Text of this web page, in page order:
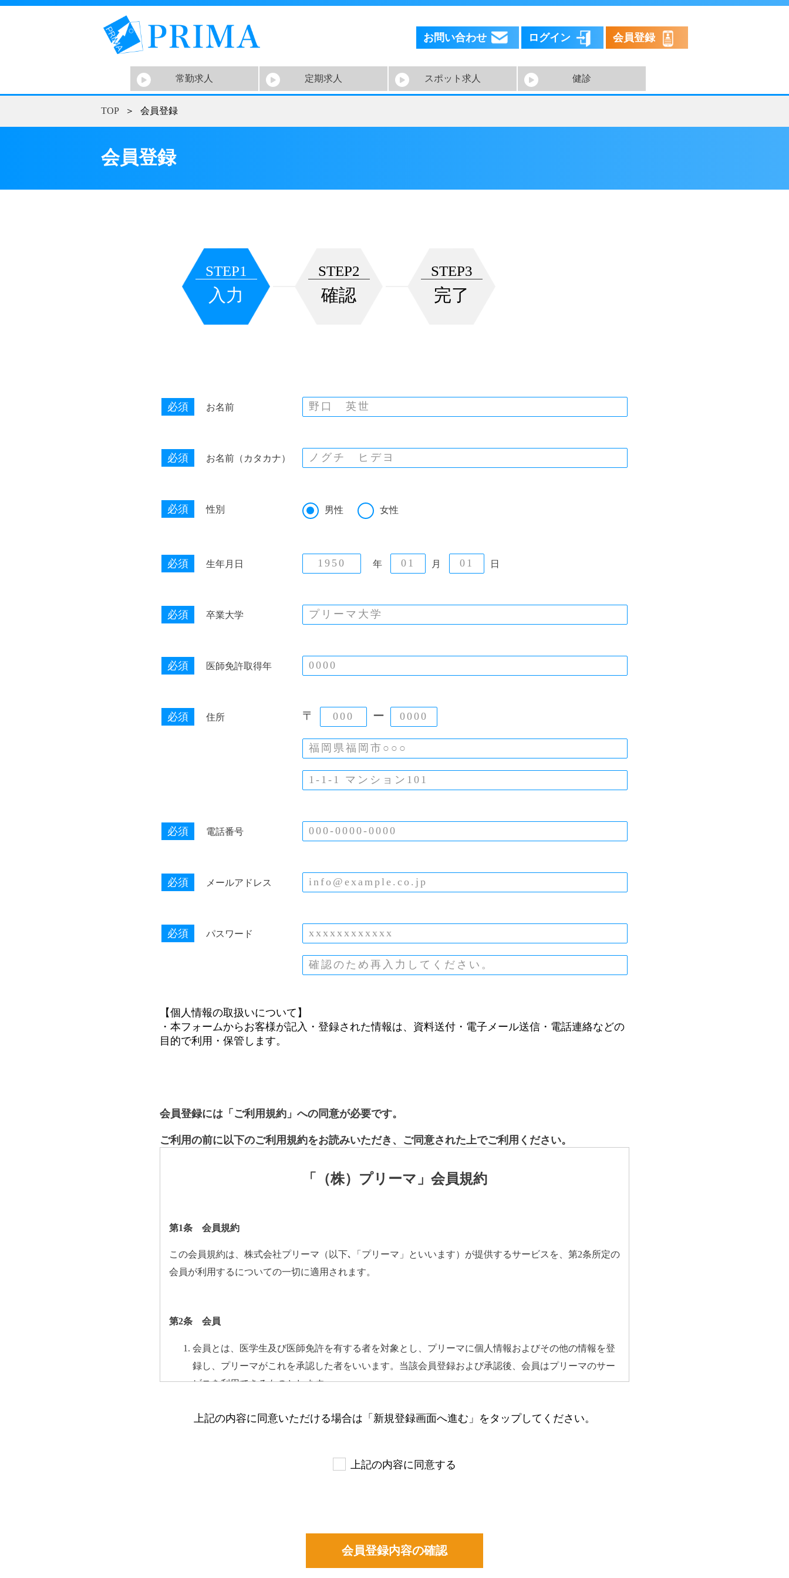
お問い合わせ ログイン 会員登録
常勤求人 定期求人 スポット求人 健診
TOP ＞ 会員登録
会員登録
STEP1
入力
STEP2
確認
STEP3
完了
必須 お名前
必須 お名前（カタカナ）
必須 性別 男性 女性
必須 生年月日 年 月 日
必須 卒業大学
必須 医師免許取得年
必須 住所 〒 ー
必須 電話番号
必須 メールアドレス
必須 パスワード
【個人情報の取扱いについて】
・本フォームからお客様が記入・登録された情報は、資料送付・電子メール送信・電話連絡などの
目的で利用・保管します。
会員登録には「ご利用規約」への同意が必要です。
ご利用の前に以下のご利用規約をお読みいただき、ご同意された上でご利用ください。
「（株）プリーマ」会員規約
第1条 会員規約
この会員規約は、株式会社プリーマ（以下､「プリーマ」といいます）が提供するサービスを、第2条所定の
会員が利用するについての一切に適用されます。
第2条 会員
会員とは、医学生及び医師免許を有する者を対象とし、プリーマに個人情報およびその他の情報を登
録し、プリーマがこれを承認した者をいいます。当該会員登録および承認後、会員はプリーマのサー
ビスを利用できるものとします。
会員が登録した情報は会員自らがその内容につき責任を負うものとします。
会員は自らの意思及び責任を持ってプリーマのサービスを利用するものとします｡
会員は以下の行為を行なわないものとします｡
上記の内容に同意いただける場合は「新規登録画面へ進む」をタップしてください。
上記の内容に同意する